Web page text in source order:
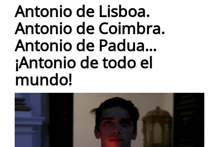
Antonio de Lisboa.
Antonio de Coimbra.
Antonio de Padua...
¡Antonio de todo el
mundo!